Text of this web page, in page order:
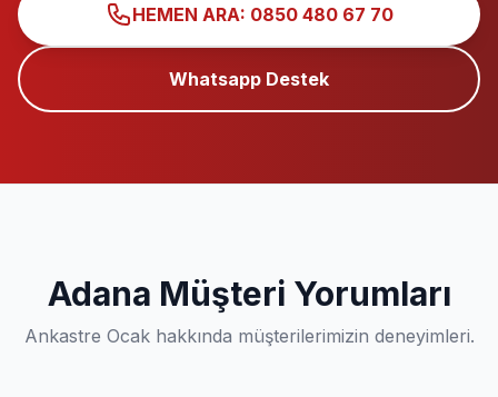
HEMEN ARA: 0850 480 67 70
Whatsapp Destek
Adana Müşteri Yorumları
Ankastre Ocak hakkında müşterilerimizin deneyimleri.